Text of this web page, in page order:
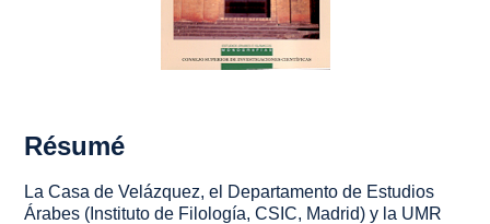
Résumé
La Casa de Velázquez, el Departamento de Estudios
Árabes (Instituto de Filología, CSIC, Madrid) y la UMR